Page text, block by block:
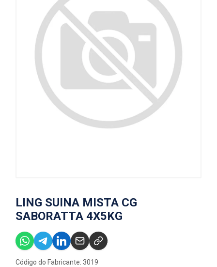
LING SUINA MISTA CG
SABORATTA 4X5KG
Código do Fabricante: 3019